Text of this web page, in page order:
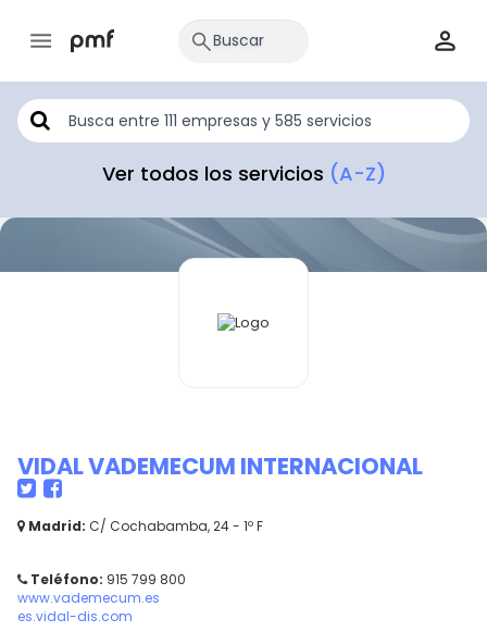
Ver todos los servicios (A-Z)
VIDAL VADEMECUM INTERNACIONAL
Madrid: C/ Cochabamba, 24 - 1º F
Teléfono: 915 799 800
www.vademecum.es
es.vidal-dis.com